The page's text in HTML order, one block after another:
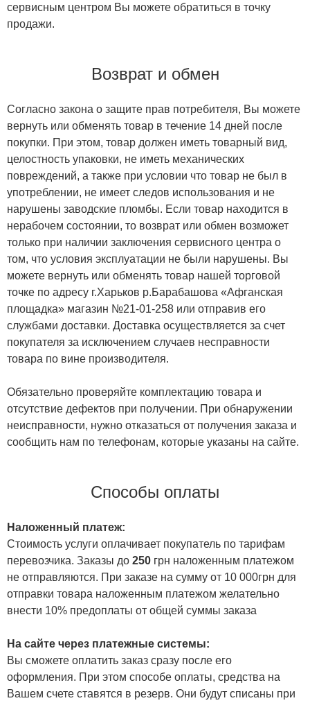
сервисным центром Вы можете обратиться в точку
продажи.
Возврат и обмен
Согласно закона о защите прав потребителя, Вы можете
вернуть или обменять товар в течение 14 дней после
покупки. При этом, товар должен иметь товарный вид,
целостность упаковки, не иметь механических
повреждений, а также при условии что товар не был в
употреблении, не имеет следов использования и не
нарушены заводские пломбы. Если товар находится в
нерабочем состоянии, то возврат или обмен возможет
только при наличии заключения сервисного центра о
том, что условия эксплуатации не были нарушены. Вы
можете вернуть или обменять товар нашей торговой
точке по адресу г.Харьков р.Барабашова «Афганская
площадка» магазин №21-01-258 или отправив его
службами доставки. Доставка осуществляется за счет
покупателя за исключением случаев несправности
товара по вине производителя.
Обязательно проверяйте комплектацию товара и
отсутствие дефектов при получении. При обнаружении
неисправности, нужно отказаться от получения заказа и
сообщить нам по телефонам, которые указаны на сайте.
Способы оплаты
Наложенный платеж:
Стоимость услуги оплачивает покупатель по тарифам
перевозчика. Заказы до 250 грн наложенным платежом
не отправляются. При заказе на сумму от 10 000грн для
отправки товара наложенным платежом желательно
внести 10% предоплаты от общей суммы заказа
На сайте через платежные системы:
Вы сможете оплатить заказ сразу после его
оформления. При этом способе оплаты, средства на
Вашем счете ставятся в резерв. Они будут списаны при